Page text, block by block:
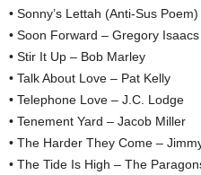
• Sonny’s Lettah (Anti-Sus
• Soon Forward – Gregory Isaacs
• Stir It Up – Bob Marley
• Talk About Love – Pat Kelly
• Telephone Love – J.C. Lodge
• Tenement Yard – Jacob Miller
• The Harder They Come –
• The Tide Is High – The